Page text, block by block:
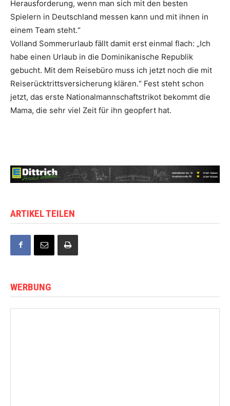
Herausforderung, wenn man sich mit den besten
Spielern in Deutschland messen kann und mit ihnen in
einem Team steht.“
Volland Sommerurlaub fällt damit erst einmal flach: „Ich
habe einen Urlaub in die Dominikanische Republik
gebucht. Mit dem Reisebüro muss ich jetzt noch die mit
Reiserücktrittsversicherung klären.“ Fest steht schon
jetzt, das erste Nationalmannschaftstrikot bekommt die
Mama, die sehr viel Zeit für ihn geopfert hat.
ARTIKEL TEILEN
WERBUNG